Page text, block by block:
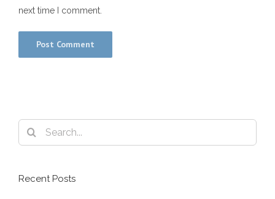
next time I comment.
Search
for:
Recent Posts